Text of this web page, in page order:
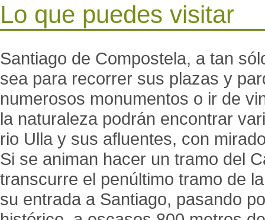
Lo que puedes visitar
Santiago de Compostela, a tan
sea para recorrer sus plazas y
numerosos monumentos o ir de
la naturaleza podrán encontrar
rio Ulla y sus afluentes, con
Si se animan hacer un tramo del
transcurre el penúltimo tramo de
su entrada a Santiago, pasando